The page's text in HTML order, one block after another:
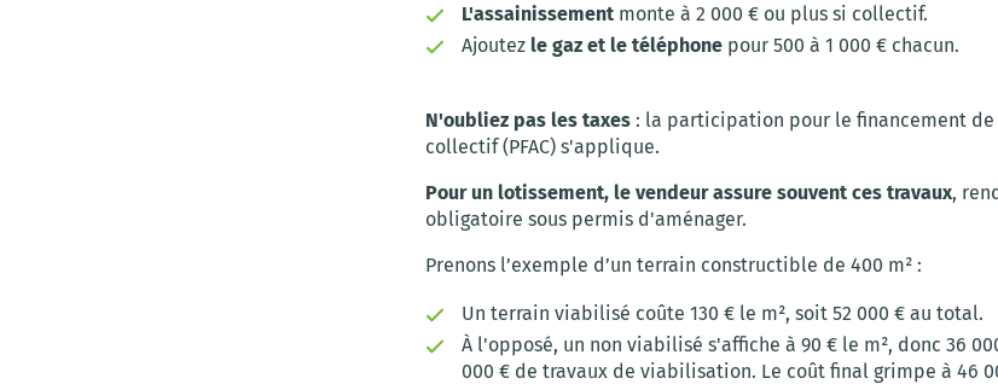
L'assainissement monte à 2 000 € ou plus si collectif.
Ajoutez le gaz et le téléphone pour 500 à 1 000 € chacun.
N'oubliez pas les taxes : la participation pour le financement
collectif (PFAC) s'applique.
Pour un lotissement, le vendeur assure souvent ces travaux,
obligatoire sous permis d'aménager.
Prenons l’exemple d’un terrain constructible de 400 m² :
Un terrain viabilisé coûte 130 € le m², soit 52 000 € au total.
À l'opposé, un non viabilisé s'affiche à 90 € le m², donc 36
000 € de travaux de viabilisation. Le coût final grimpe à 46